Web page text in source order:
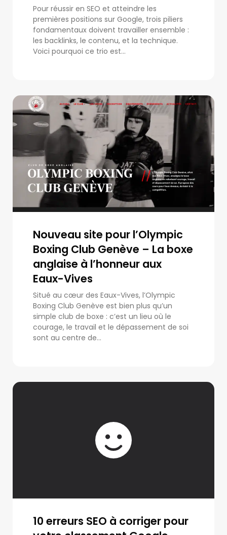
Pour réussir en SEO et atteindre les
premières positions sur Google, trois piliers
fondamentaux doivent travailler ensemble :
les backlinks, le contenu, et la technique.
Voici pourquoi ce trio est...
Nouveau site pour l’Olympic
Boxing Club Genève – La boxe
anglaise à l’honneur aux
Eaux-Vives
Situé au cœur des Eaux-Vives, l’Olympic
Boxing Club Genève est bien plus qu’un
simple club de boxe : c’est un lieu où le
courage, le travail et le dépassement de soi
sont au centre de...
10 erreurs SEO à corriger pour